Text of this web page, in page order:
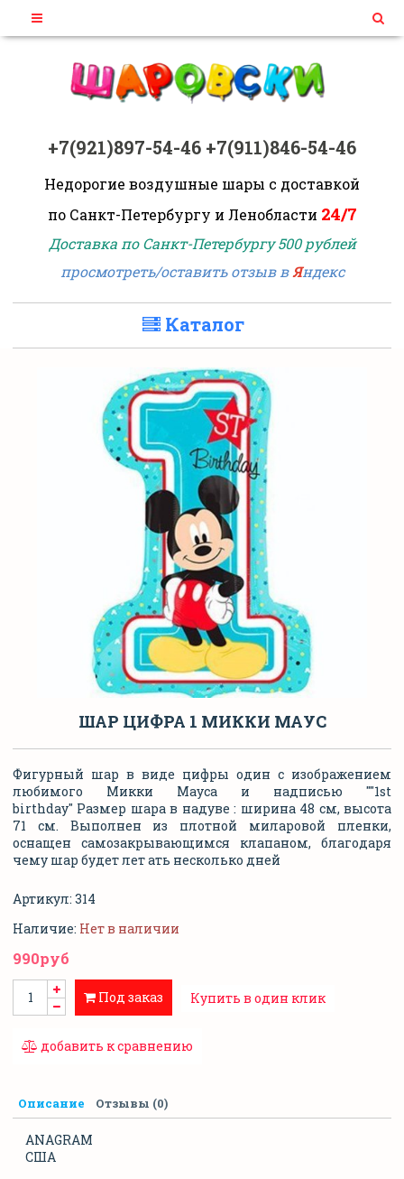
+7(921)897-54-46 +7(911)846-54-46
Недорогие воздушные шары с доставкой
по Санкт-Петербургу и Ленобласти 24/7
Доставка по Санкт-Петербургу 500 рублей
просмотреть/оставить отзыв вЯндекс
Каталог
ШАР ЦИФРА 1 МИККИ МАУС
Фигурный шар в виде цифры один с изображением
любимого Микки Мауса и надписью ""1st
birthday" Размер шара в надуве : ширина 48 см, высота
71 см. Выполнен из плотной миларовой пленки,
оснащен самозакрывающимся клапаном, благодаря
чему шар будет лет ать несколько дней
Артикул: 314
Наличие: Нет в наличии
990руб
Под заказ Купить в один клик
добавить к сравнению
Описание Отзывы (0)
ANAGRAM
США